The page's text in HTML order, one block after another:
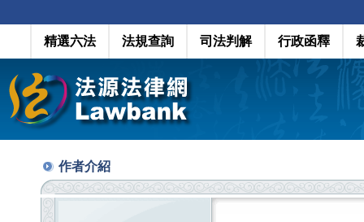
精選六法 法規查詢 司法判解 行政函釋
作者介紹